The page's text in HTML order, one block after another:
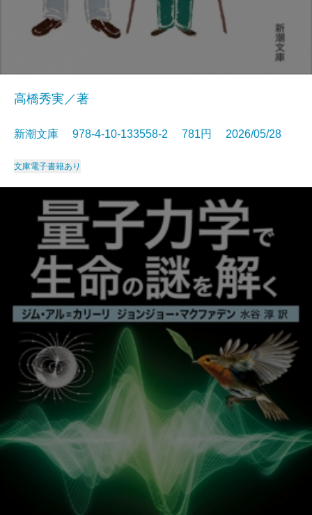
高橋秀実／著
新潮文庫 978-4-10-133558-2 781円 2026/05/28
文庫電子書籍あり